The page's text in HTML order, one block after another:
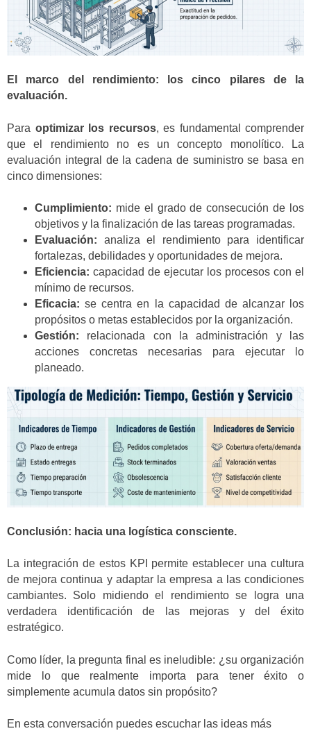
El marco del rendimiento: los cinco pilares de la
evaluación.
Para optimizar los recursos, es fundamental comprender
que el rendimiento no es un concepto monolítico. La
evaluación integral de la cadena de suministro se basa en
cinco dimensiones:
Cumplimiento: mide el grado de consecución de los
objetivos y la finalización de las tareas programadas.
Evaluación: analiza el rendimiento para identificar
fortalezas, debilidades y oportunidades de mejora.
Eficiencia: capacidad de ejecutar los procesos con el
mínimo de recursos.
Eficacia: se centra en la capacidad de alcanzar los
propósitos o metas establecidos por la organización.
Gestión: relacionada con la administración y las
acciones concretas necesarias para ejecutar lo
planeado.
Conclusión: hacia una logística consciente.
La integración de estos KPI permite establecer una cultura
de mejora continua y adaptar la empresa a las condiciones
cambiantes. Solo midiendo el rendimiento se logra una
verdadera identificación de las mejoras y del éxito
estratégico.
Como líder, la pregunta final es ineludible: ¿su organización
mide lo que realmente importa para tener éxito o
simplemente acumula datos sin propósito?
En esta conversación puedes escuchar las ideas más